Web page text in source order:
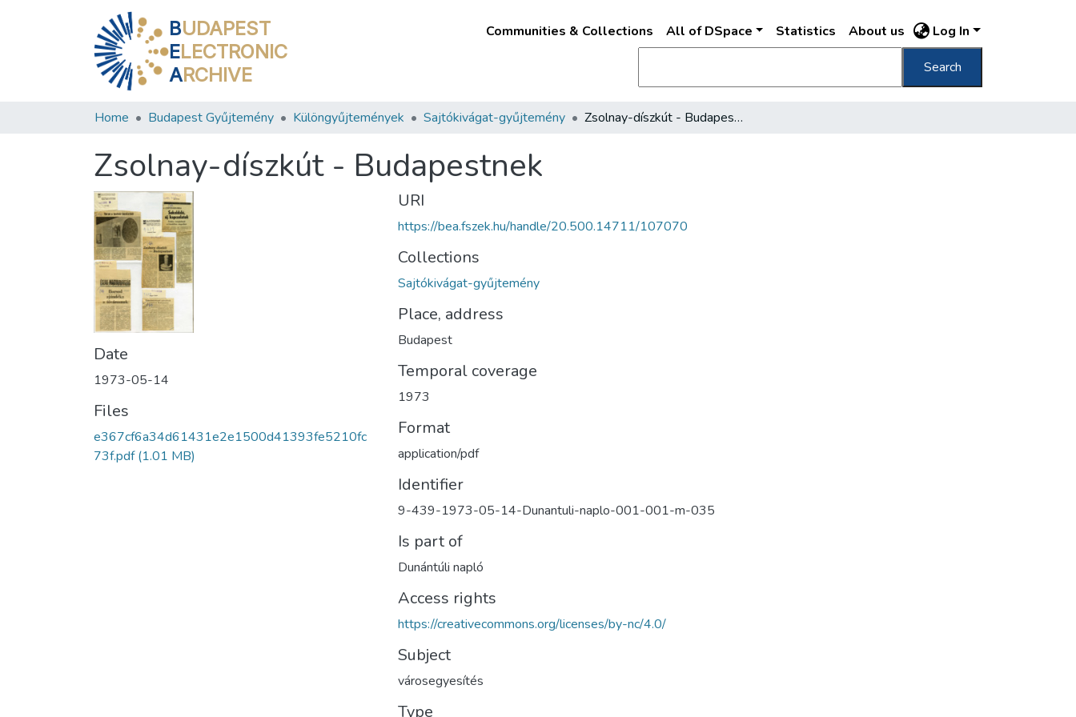
BUDAPEST
ELECTRONIC
ARCHIVE
Communities & Collections All of DSpace Statistics About us Log In
Search
Home Budapest Gyűjtemény Különgyűjtemények Sajtókivágat-gyűjtemény Zsolnay-díszkút - Budapestnek
Zsolnay-díszkút - Budapestnek
Date
1973-05-14
Files
e367cf6a34d61431e2e1500d41393fe5210fc
73f.pdf(1.01 MB)
URI
https://bea.fszek.hu/handle/20.500.14711/107070
Collections
Sajtókivágat-gyűjtemény
Place, address
Budapest
Temporal coverage
1973
Format
application/pdf
Identifier
9-439-1973-05-14-Dunantuli-naplo-001-001-m-035
Is part of
Dunántúli napló
Access rights
https://creativecommons.org/licenses/by-nc/4.0/
Subject
városegyesítés
Type